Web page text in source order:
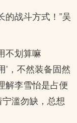
的战斗方式！”吴
不划算嘛
，不然装备固然
解李雪怡是占便
滥勿缺，总想